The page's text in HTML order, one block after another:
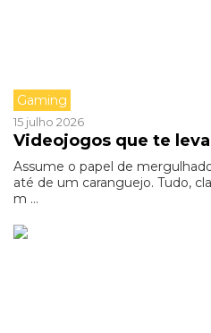
Gaming
15 julho 2026
Videojogos que te
Assume o papel de
até de um caranguejo. Tudo,
m ...